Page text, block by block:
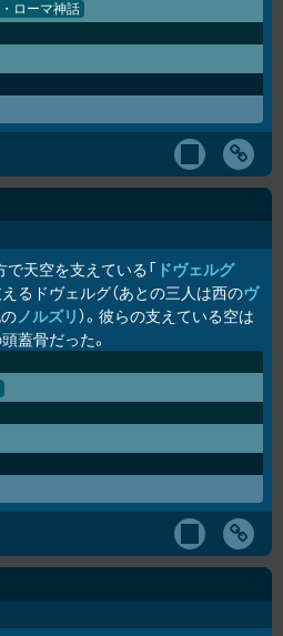
ローマ神話
で天空を支えている「 ドヴェルグ
えるドヴェルグ（あとの三人は西のヴ
のノルズリ）。彼らの支えている空は
頭蓋骨だった。